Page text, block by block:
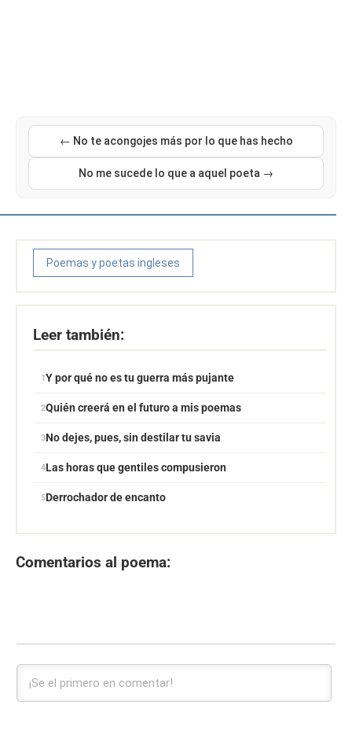
← No te acongojes más por lo que has hecho
No me sucede lo que a aquel poeta →
Poemas y poetas ingleses
Leer también:
Y por qué no es tu guerra más pujante
Quién creerá en el futuro a mis poemas
No dejes, pues, sin destilar tu savia
Las horas que gentiles compusieron
Derrochador de encanto
Comentarios al poema: